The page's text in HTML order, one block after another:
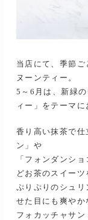
当店にて、季節
ヌーンティー。
5～6月は、新緑
ィー」をテーマに
香り高い抹茶で
ン」や
「フォンダンシ
どお茶のスイーツ
ぷりぷりのシュ
せた目にも爽や
フォカッチャサン